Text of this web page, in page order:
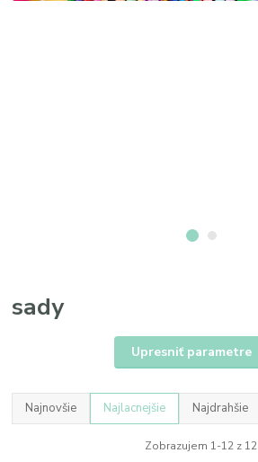
sady
Upresniť parametre
Najnovšie Najlacnejšie Najdrahšie
Zobrazujem 1-12 z 12